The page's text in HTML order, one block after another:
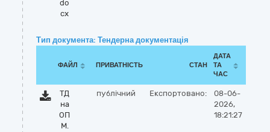
do
cx
Тип документа: Тендерна документація
ФАЙЛ ПРИВАТНІСТЬ СТАН
ДАТА
ТА
ЧАС
ТД
на
ОП
М.
публічний Експортовано:
08-06-
2026,
18:21:27